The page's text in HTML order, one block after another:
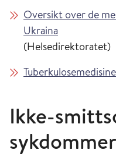
Oversikt over de
Ukraina
(Helsedirektoratet)
Ikke-
sykdommer